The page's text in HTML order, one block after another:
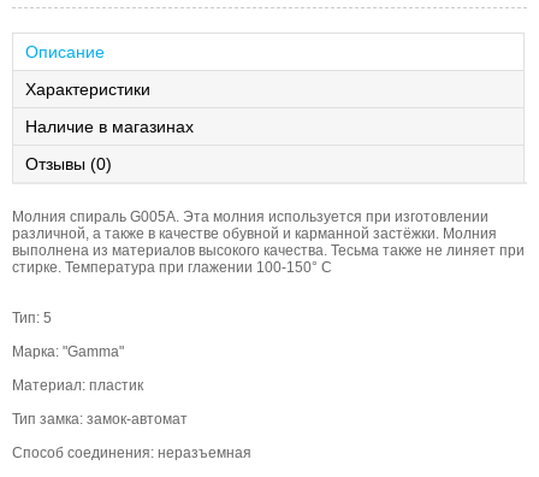
Описание
Характеристики
Наличие в магазинах
Отзывы (0)
Молния спираль G005A. Эта молния используется при изготовлении
различной, а также в качестве обувной и карманной застёжки. Молния
выполнена из материалов высокого качества. Тесьма также не линяет при
стирке. Температура при глажении 100-150° С
Тип: 5
Марка: "Gamma"
Материал: пластик
Тип замка: замок-автомат
Способ соединения: неразъемная